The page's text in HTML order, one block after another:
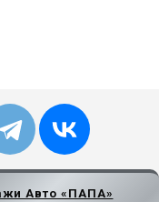
Авто «ПАПА»